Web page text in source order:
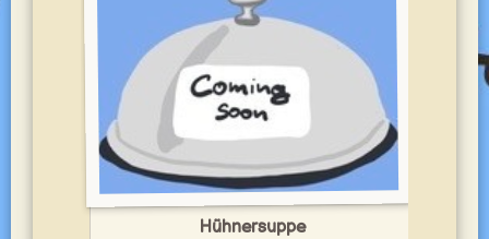
Hühnersuppe